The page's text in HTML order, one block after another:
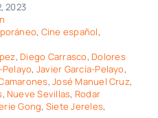
2023
, Cine español,
, Diego Carrasco, Dolores
Pelayo, Javier García-Pelayo,
,José Manuel Cruz,
, Nueve Sevillas, Rodar
Gong, Siete Jereles,